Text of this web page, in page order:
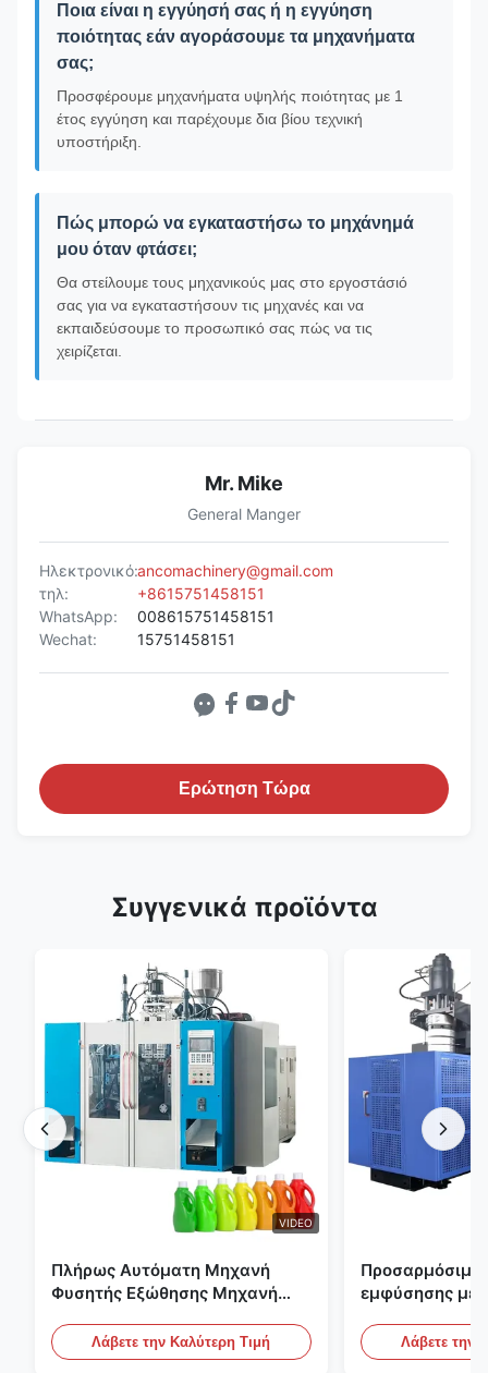
Ποια είναι η εγγύησή σας ή η εγγύηση
ποιότητας εάν αγοράσουμε τα μηχανήματα
σας;
Προσφέρουμε μηχανήματα υψηλής ποιότητας με 1
έτος εγγύηση και παρέχουμε δια βίου τεχνική
υποστήριξη.
Πώς μπορώ να εγκαταστήσω το μηχάνημά
μου όταν φτάσει;
Θα στείλουμε τους μηχανικούς μας στο εργοστάσιό
σας για να εγκαταστήσουν τις μηχανές και να
εκπαιδεύσουμε το προσωπικό σας πώς να τις
χειρίζεται.
Mr. Mike
General Manger
Ηλεκτρονικό:ancomachinery@gmail.com
τηλ:
+8615751458151
WhatsApp:
008615751458151
Wechat:
15751458151
Ερώτηση Τώρα
Συγγενικά προϊόντα
VIDEO
Πλήρως Αυτόματη Μηχανή
Φυσητής Εξώθησης Μηχανή
Λάβετε την Καλύτερη Τιμή
Προσαρμόσιμη
εμφύσησης με
Αυτόματος
εμφύσησης
Λάβετε την